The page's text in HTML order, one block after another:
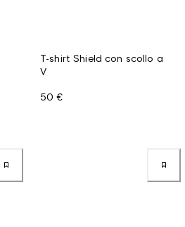
T-shirt Shield con scollo a
V
50 €